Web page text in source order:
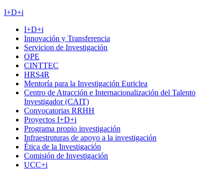
I+D+i
I+D+i
Innovación y Transferencia
Servicion de Investigación
OPE
CINTTEC
HRS4R
Mentoría para la Investigación Euriclea
Centro de Atracción e Internacionalización del Talento
Investigador (CAIT)
Convocatorias RRHH
Proyectos I+D+i
Programa propio investigación
Infraestruturas de apoyo a la investigación
Ética de la Investigación
Comisión de Investigación
UCC+i